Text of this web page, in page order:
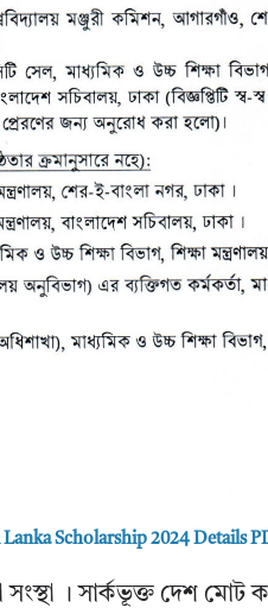
Lanka Scholarship 2024 Details
। সার্কভূক্ত দেশ মোট